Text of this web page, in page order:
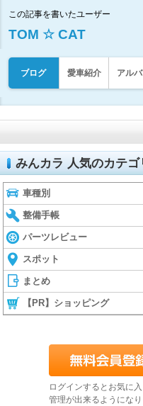
この記事を書いたユーザー
TOM ☆ CAT
ブログ 愛車紹介 アル
みんカラ 人気のカテゴ
車種別
整備手帳
パーツレビュー
スポット
まとめ
【PR】ショッピング
ログインするとお気に
管理が出来るようにな